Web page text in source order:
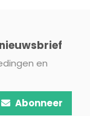
en
Abonneer